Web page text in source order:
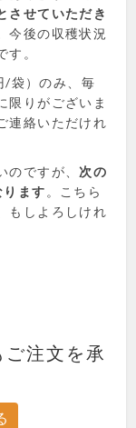
させていただき
今後の収穫状況
。
/袋）のみ、毎
限りがございま
連絡いただけれ
のですが、次の
ます 。こちら
もしよろしけれ
注文を承